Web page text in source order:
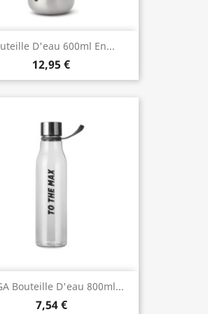
D'eau 600ml En...
12,95 €
Bouteille D'eau 800ml...
7,54 €